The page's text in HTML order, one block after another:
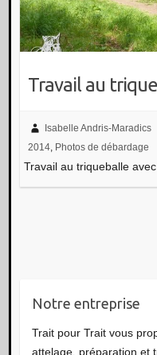
Travail au
Isabelle Andris-Maradics
2014, Photos de débardage
Travail au triqueballe
Notre entreprise
Trait pour Trait vous
attelage, préparation et